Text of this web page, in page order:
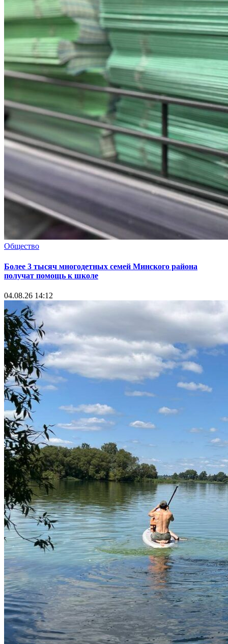
Общество
Более 3 тысяч многодетных семей Минского района
получат помощь к школе
04.08.26 14:12